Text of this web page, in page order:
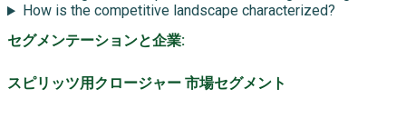
How is the competitive landscape characterized?
セグメンテーションと企業:
スピリッツ用クロージャー 市場セグメント